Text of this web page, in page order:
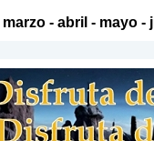
marzo- abril - mayo-